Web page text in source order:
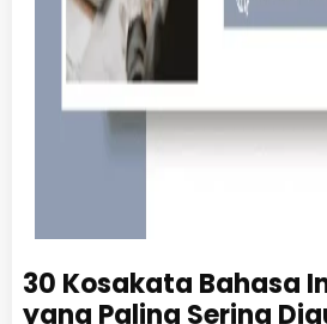
30 Kosakata Bahasa
yang Paling Sering